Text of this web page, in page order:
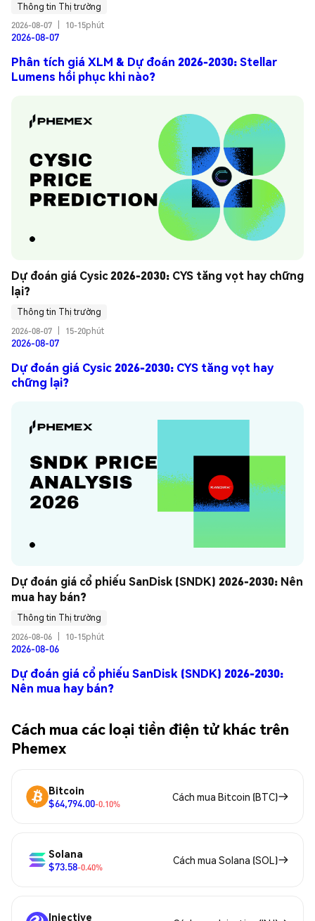
Thông tin Thị trường
2026-08-07
10-15phút
2026-08-07
Phân tích giá XLM & Dự đoán 2026-2030: Stellar
Lumens hồi phục khi nào?
Dự đoán giá Cysic 2026-2030: CYS tăng vọt hay chững
lại?
Thông tin Thị trường
2026-08-07
15-20phút
2026-08-07
Dự đoán giá Cysic 2026-2030: CYS tăng vọt hay
chững lại?
Dự đoán giá cổ phiếu SanDisk (SNDK) 2026-2030: Nên
mua hay bán?
Thông tin Thị trường
2026-08-06
10-15phút
2026-08-06
Dự đoán giá cổ phiếu SanDisk (SNDK) 2026-2030:
Nên mua hay bán?
Cách mua các loại tiền điện tử khác trên
Phemex
Bitcoin
$64,794.00-0.10%
Cách mua Bitcoin (BTC)
Solana
$73.58-0.40%
Cách mua Solana (SOL)
Injective